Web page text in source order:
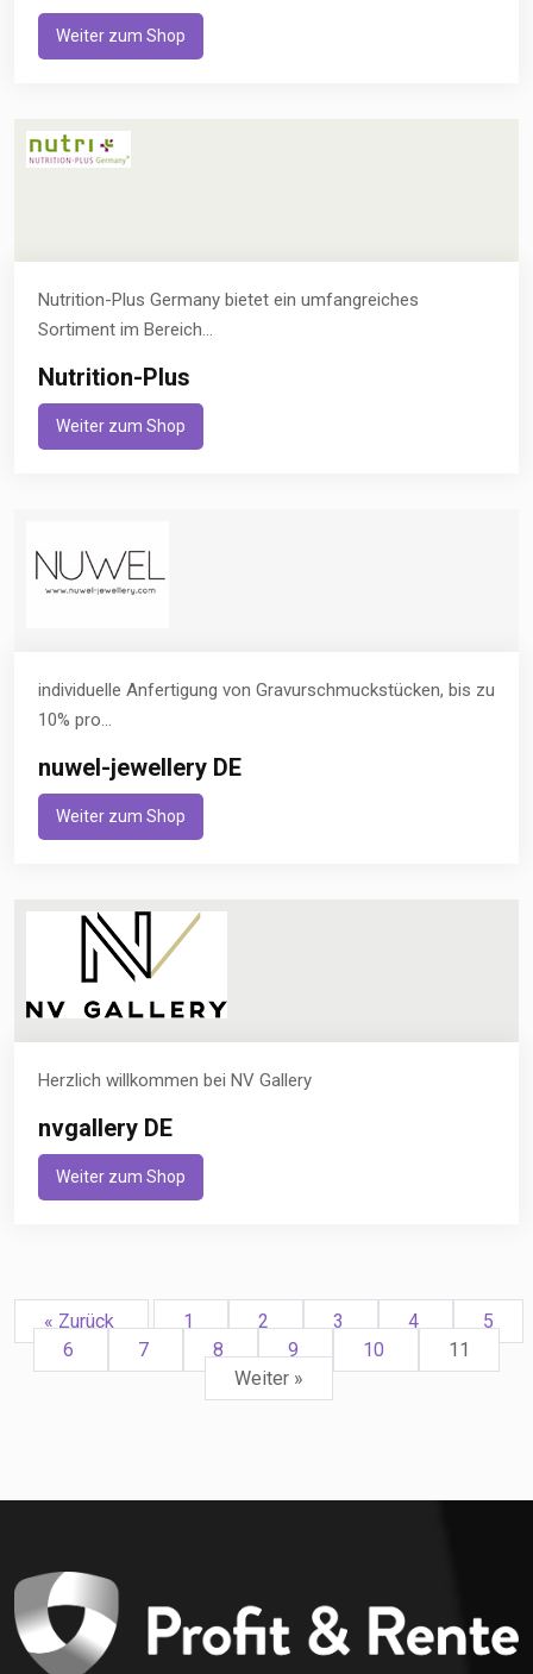
Weiter zum Shop
Nutrition-Plus Germany bietet ein umfangreiches
Sortiment im Bereich...
Nutrition-Plus
Weiter zum Shop
individuelle Anfertigung von Gravurschmuckstücken, bis zu
10% pro...
nuwel-jewellery DE
Weiter zum Shop
Herzlich willkommen bei NV Gallery
nvgallery DE
Weiter zum Shop
« Zurück 1 2 3 4
5
6
7 8 9 10
11
Weiter »